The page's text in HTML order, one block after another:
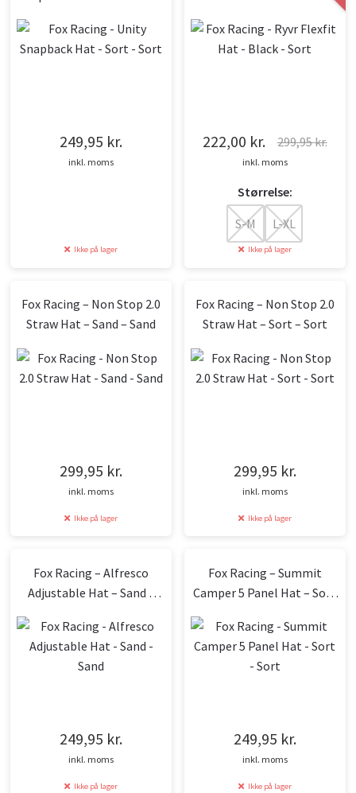
249,95 kr.
inkl. moms
Ikke på lager
299,95kr.
Den
pris
var:
299,95 kr..
222,00 kr.
Den
pris
er:
222,00 kr..
inkl. moms
Størrelse:
S-M
L-XL
Ikke på lager
Fox Racing – Non Stop 2.0
Straw Hat – Sand – Sand
299,95 kr.
inkl. moms
Ikke på lager
Fox Racing – Non Stop 2.0
Straw Hat – Sort – Sort
299,95 kr.
inkl. moms
Ikke på lager
Fox Racing – Alfresco
Adjustable Hat – Sand –
249,95 kr.
inkl. moms
Ikke på lager
Fox Racing – Summit
Camper 5 Panel Hat – Sort
249,95 kr.
inkl. moms
Ikke på lager